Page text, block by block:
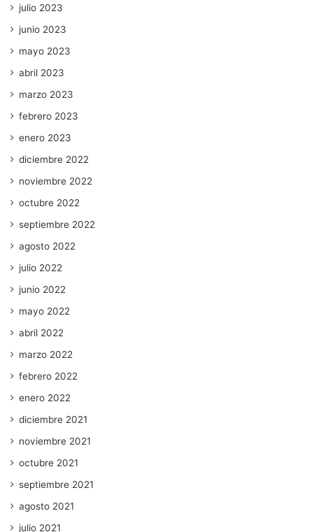
julio 2023
junio 2023
mayo 2023
abril 2023
marzo 2023
febrero 2023
enero 2023
diciembre 2022
noviembre 2022
octubre 2022
septiembre 2022
agosto 2022
julio 2022
junio 2022
mayo 2022
abril 2022
marzo 2022
febrero 2022
enero 2022
diciembre 2021
noviembre 2021
octubre 2021
septiembre 2021
agosto 2021
julio 2021